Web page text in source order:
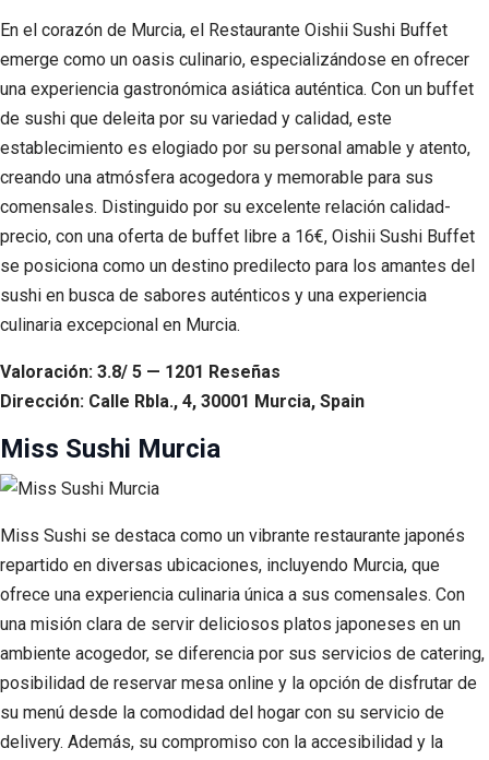
En el corazón de Murcia, el Restaurante Oishii Sushi Buffet
emerge como un oasis culinario, especializándose en ofrecer
una experiencia gastronómica asiática auténtica. Con un buffet
de sushi que deleita por su variedad y calidad, este
establecimiento es elogiado por su personal amable y atento,
creando una atmósfera acogedora y memorable para sus
comensales. Distinguido por su excelente relación calidad-
precio, con una oferta de buffet libre a 16€, Oishii Sushi Buffet
se posiciona como un destino predilecto para los amantes del
sushi en busca de sabores auténticos y una experiencia
culinaria excepcional en Murcia.
Valoración: 3.8/ 5 — 1201 Reseñas
Dirección: Calle Rbla., 4, 30001 Murcia, Spain
Miss Sushi Murcia
Miss Sushi se destaca como un vibrante restaurante japonés
repartido en diversas ubicaciones, incluyendo Murcia, que
ofrece una experiencia culinaria única a sus comensales. Con
una misión clara de servir deliciosos platos japoneses en un
ambiente acogedor, se diferencia por sus servicios de catering,
posibilidad de reservar mesa online y la opción de disfrutar de
su menú desde la comodidad del hogar con su servicio de
delivery. Además, su compromiso con la accesibilidad y la